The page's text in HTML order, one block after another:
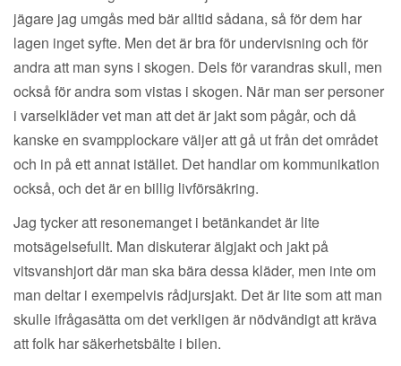
jägare jag umgås med bär alltid sådana, så för dem har
lagen inget syfte. Men det är bra för undervisning och för
andra att man syns i skogen. Dels för varandras skull, men
också för andra som vistas i skogen. När man ser personer
i varselkläder vet man att det är jakt som pågår, och då
kanske en svampplockare väljer att gå ut från det området
och in på ett annat istället. Det handlar om kommunikation
också, och det är en billig livförsäkring.
Jag tycker att resonemanget i betänkandet är lite
motsägelsefullt. Man diskuterar älgjakt och jakt på
vitsvanshjort där man ska bära dessa kläder, men inte om
man deltar i exempelvis rådjursjakt. Det är lite som att man
skulle ifrågasätta om det verkligen är nödvändigt att kräva
att folk har säkerhetsbälte i bilen.